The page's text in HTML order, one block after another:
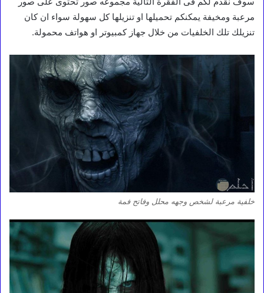
مرعبة ومخيفة يمكنكم تحميلها او تنزيلها كل سهولة سواء ان كان
تنزيلك تلك الخلفيات من خلال جهاز كمبيوتر او هواتف محمولة.
خلفية مرعبة لشخص وجهه محلل وفاتح فمة